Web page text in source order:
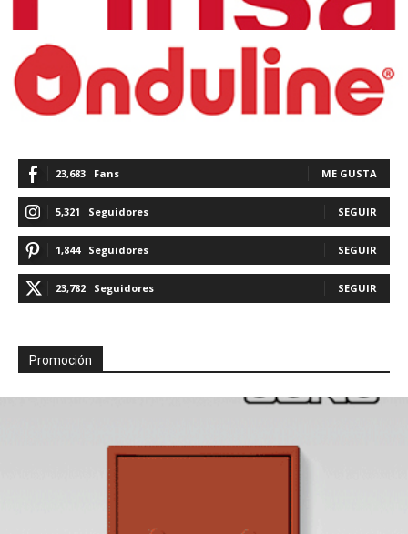
23,683 Fans ME GUSTA
5,321 Seguidores SEGUIR
1,844 Seguidores SEGUIR
23,782 Seguidores SEGUIR
Promoción